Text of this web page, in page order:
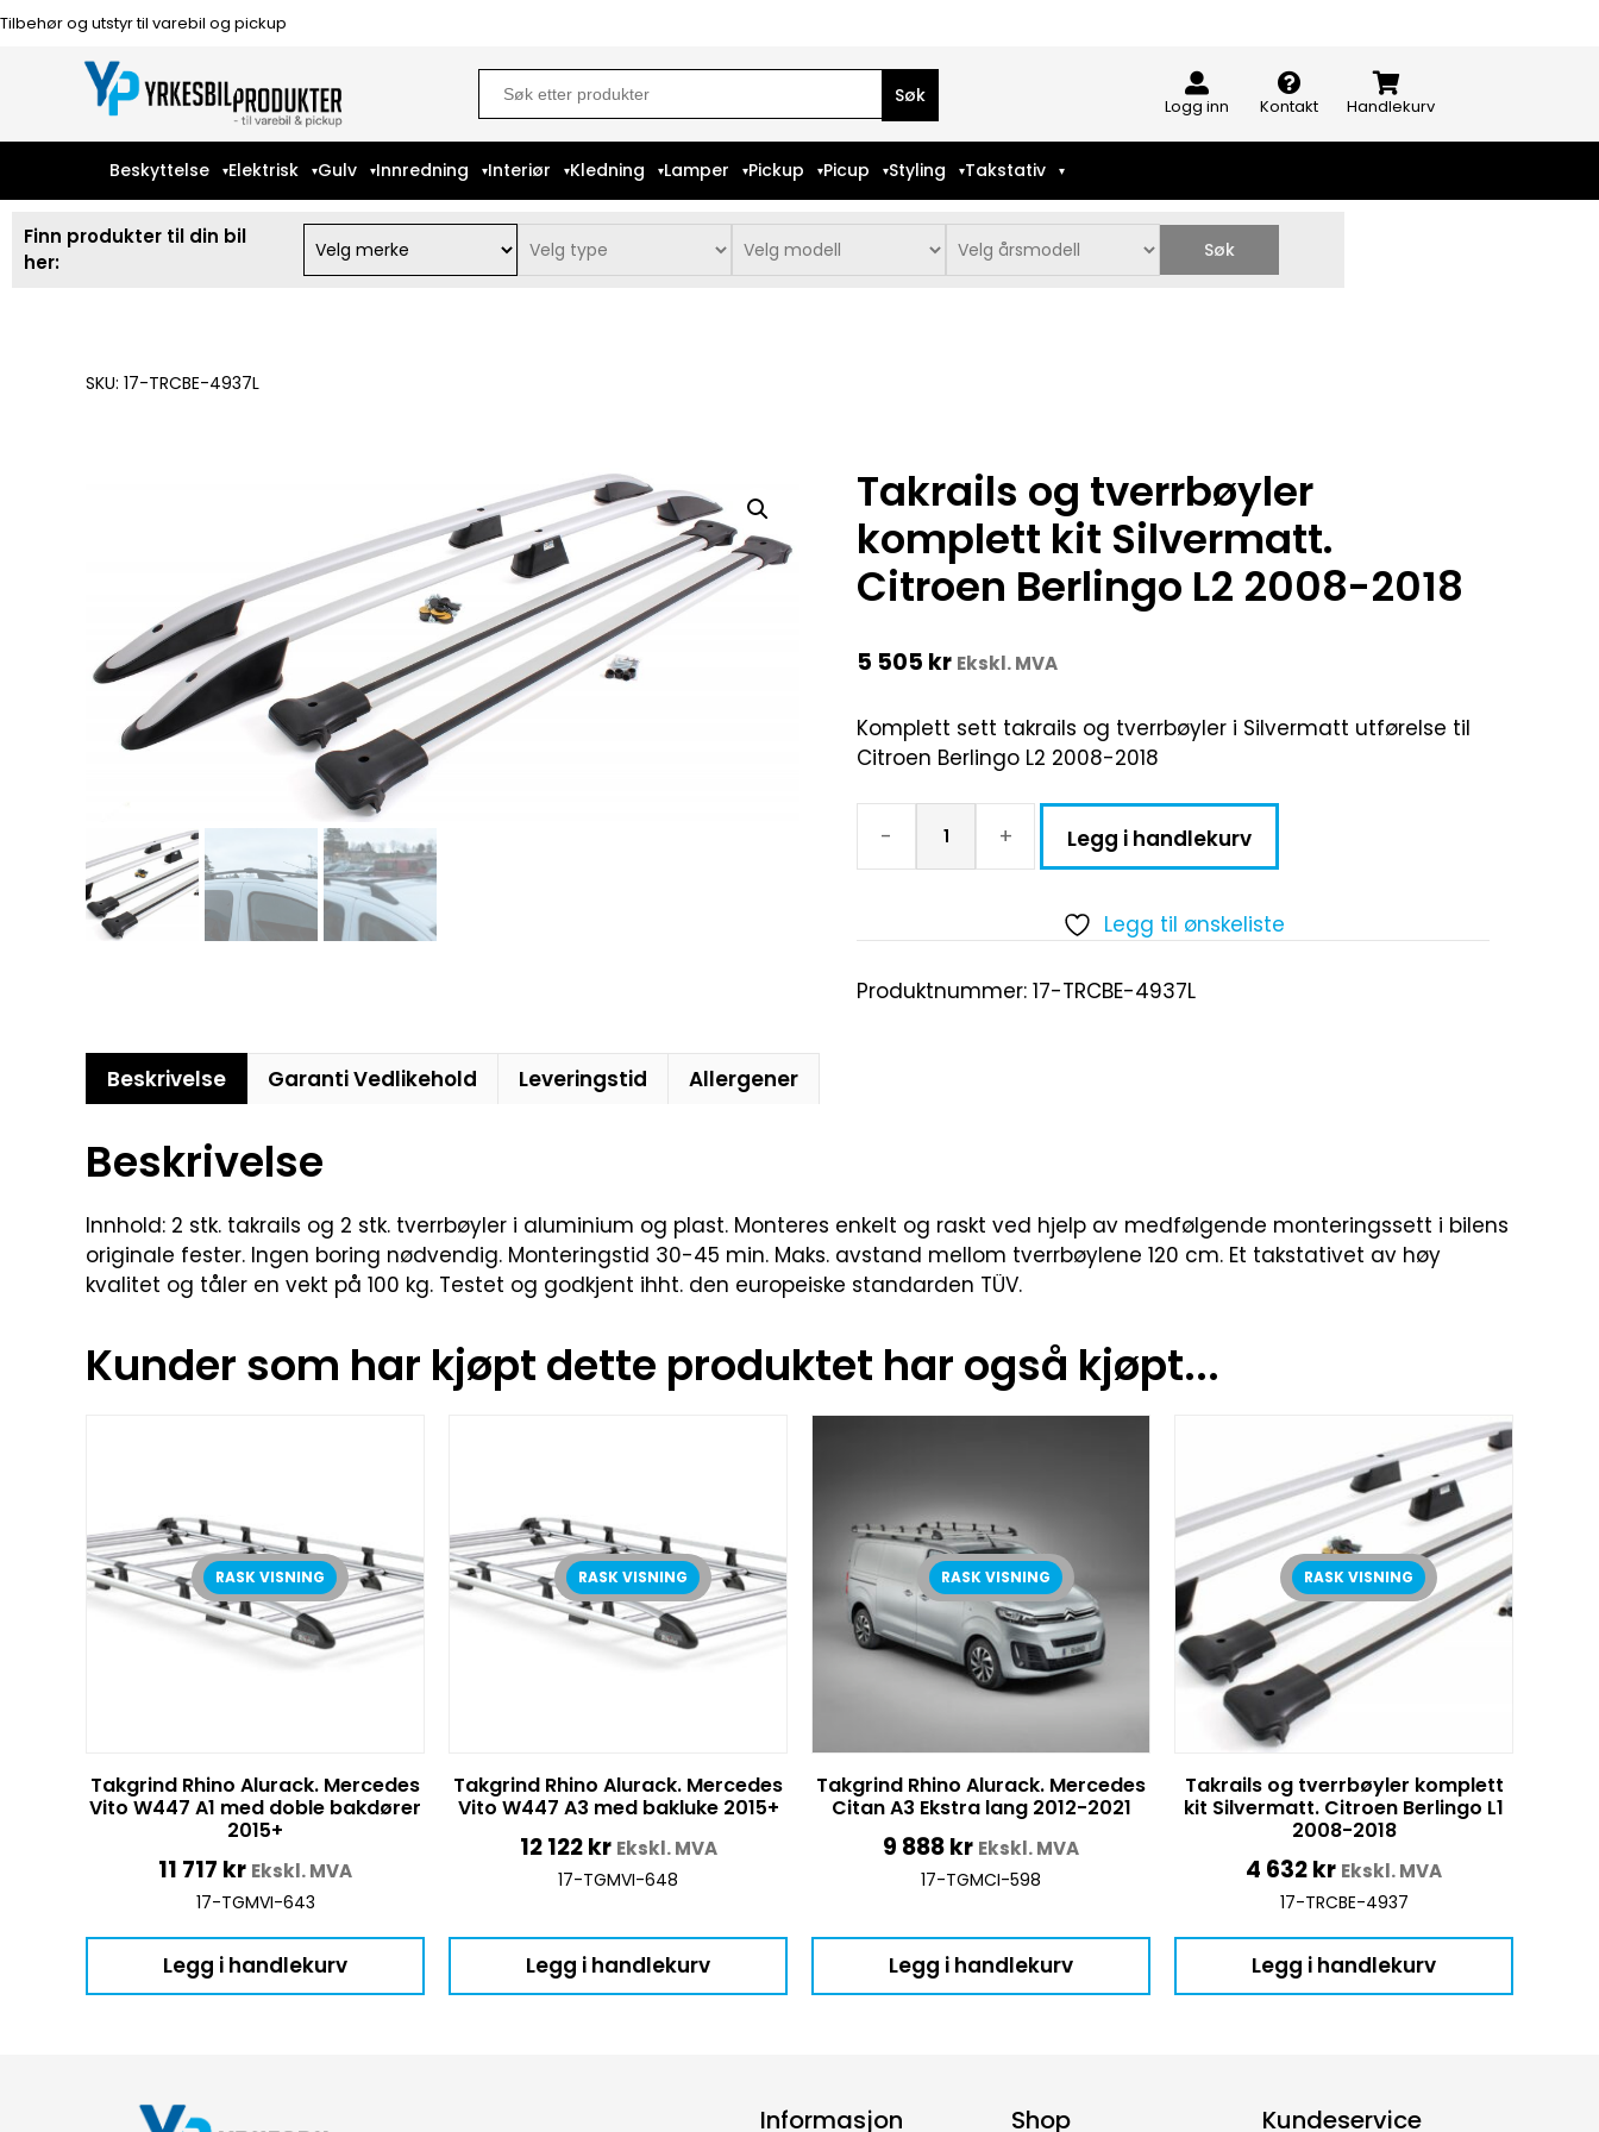
Tilbehør og utstyr til varebil og pickup
Search
for: Logg inn Kontakt Handlekurv
Beskyttelse Elektrisk Gulv Innredning Interiør Kledning Lamper Pickup Picup Styling Takstativ
Finn produkter til din bil
her:
Søk
SKU: 17-TRCBE-4937L
Takrails og tverrbøyler
komplett kit Silvermatt.
Citroen Berlingo L2 2008-2018
5 505 kr Ekskl. MVA
Komplett sett takrails og tverrbøyler i Silvermatt utførelse til
Citroen Berlingo L2 2008-2018
- + Legg i handlekurv
Legg til ønskeliste
Produktnummer: 17-TRCBE-4937L
Beskrivelse Garanti Vedlikehold Leveringstid Allergener
Beskrivelse
Innhold: 2 stk. takrails og 2 stk. tverrbøyler i aluminium og plast. Monteres enkelt og raskt ved hjelp av medfølgende monteringssett i bilens
originale fester. Ingen boring nødvendig. Monteringstid 30-45 min. Maks. avstand mellom tverrbøylene 120 cm. Et takstativet av høy
kvalitet og tåler en vekt på 100 kg. Testet og godkjent ihht. den europeiske standarden TÜV.
Kunder som har kjøpt dette produktet har også kjøpt...
RASK VISNING
Takgrind Rhino Alurack. Mercedes
Vito W447 A1 med doble bakdører
2015+
11 717 kr Ekskl. MVA
17-TGMVI-643
Legg i handlekurv
RASK VISNING
Takgrind Rhino Alurack. Mercedes
Vito W447 A3 med bakluke 2015+
12 122kr Ekskl. MVA
17-TGMVI-648
Legg i handlekurv
RASK VISNING
Takgrind Rhino Alurack. Mercedes
Citan A3 Ekstra lang 2012-2021
9 888kr Ekskl. MVA
17-TGMCI-598
Legg i handlekurv
RASK VISNING
Takrails og tverrbøyler komplett
kit Silvermatt. Citroen Berlingo L1
2008-2018
4 632kr Ekskl. MVA
17-TRCBE-4937
Legg i handlekurv
Informasjon Shop Kundeservice